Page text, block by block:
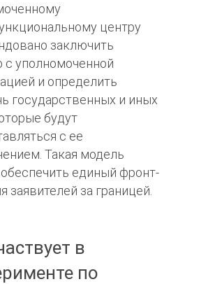
центру
заключить
с уполномоченной
и определить
государственных и иных
будут
с ее
Такая модель
единый фронт-
заявителей за границей.
в
по